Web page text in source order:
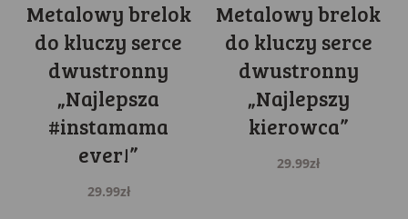
Metalowy brelok
do kluczy serce
dwustronny
„Najlepsza
#instamama
ever!”
29.99zł
Metalowy brelok
do kluczy serce
dwustronny
„Najlepszy
kierowca”
29.99zł